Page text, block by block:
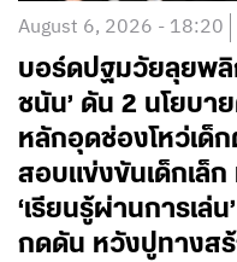
August 6, 2026 - 18:20
บอร์ดปฐมวัยลุยพลิ
ชนัน’ ดัน 2 นโยบา
หลักอุดช่องโหว่เด็
สอบแข่งขันเด็กเล็ก
‘เรียนรู้ผ่านการเล่
กดดัน หวังปูทางส